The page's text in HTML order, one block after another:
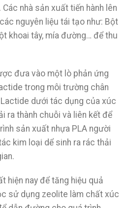
nhà sản xuất tiến hành lên
nguyên liệu tái tạo như: Bột
khoai tây, mía đường… để thu
đưa vào một lò phản ứng
trong môi trường chân
dưới tác dụng của xúc
ra thành chuỗi và liên kết để
sản xuất nhựa PLA người
kim loại dể sinh ra rác thải
hiện nay để tăng hiệu quả
sử dụng zeolite làm chất xúc